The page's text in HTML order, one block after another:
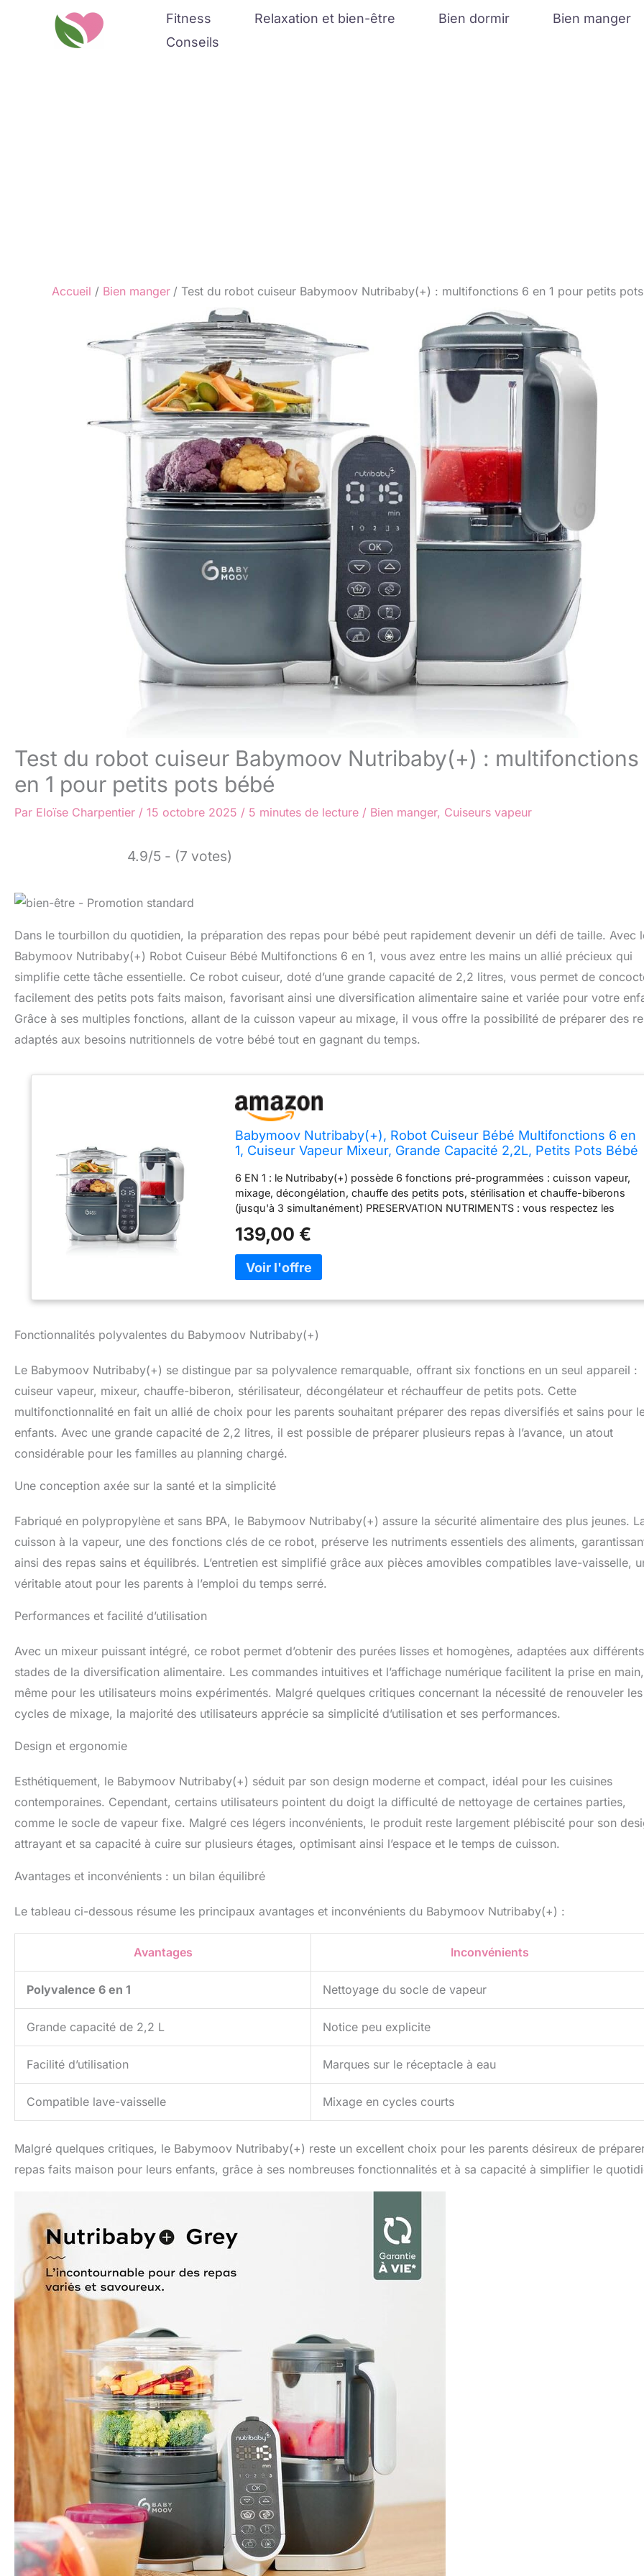
Fitness Relaxation et bien-être Bien dormir
Bien manger
Conseils
Accueil Bien manger Test du robot cuiseur Babymoov Nutribaby(+) : multifonctions 6 en 1 pour petits
Test du robot cuiseur Babymoov Nutribaby(+) :
en 1 pour petits pots bébé
Par Eloïse Charpentier / 15 octobre 2025 / 5 minutes de lecture / Bien manger, Cuiseurs vapeur
4.9/5 - (7 votes)
Dans le tourbillon du quotidien, la préparation des repas pour bébé peut rapidement devenir un défi de taille. Avec
Babymoov Nutribaby(+) Robot Cuiseur Bébé Multifonctions 6 en 1, vous avez entre les mains un allié précieux qui
simplifie cette tâche essentielle. Ce robot cuiseur, doté d’une grande capacité de 2,2 litres, vous permet de
facilement des petits pots faits maison, favorisant ainsi une diversification alimentaire saine et variée pour votre
Grâce à ses multiples fonctions, allant de la cuisson vapeur au mixage, il vous offre la possibilité de préparer des
adaptés aux besoins nutritionnels de votre bébé tout en gagnant du temps.
Babymoov Nutribaby(+), Robot Cuiseur Bébé Multifonctions 6 en
1, Cuiseur Vapeur Mixeur, Grande Capacité 2,2L, Petits Pots Bébé
6 EN 1 : le Nutribaby(+) possède 6 fonctions pré-programmées : cuisson vapeur,
mixage, décongélation, chauffe des petits pots, stérilisation et chauffe-biberons
(jusqu'à 3 simultanément) PRESERVATION NUTRIMENTS : vous respectez les
vitamines et saveurs sont préservées grâce au récupérateur de jus de cuisson
EVOLUTIF: Il régale votre bébé avec des plats adaptés à la diversification. Avec
ses 3 vitesses de mixage et son récupérateur de jus de cuisson, vous ajustez la
texture selon l'âge de votre bébé BATCHCOOKING : vous préparez plusieurs
repas en une seule fois avec sa capacité de 2,2L (1500ml en cuisson, 700ml en
AUTOMATIQUE : il intègre un minuteur (alarme sonore et visuelle, arrêt
automatique) ainsi qu'un panneau de contrôle (1 Bouton = 1 Fonction). Vous
assure une garantie à vie (Enregistrement sous 2 mois) sur ce produit. Il est
également réparable en cas de problème, pour allonger leur durée de vie.
d'informations.
139,00 €
Fonctionnalités polyvalentes du Babymoov Nutribaby(+)
Le Babymoov Nutribaby(+) se distingue par sa polyvalence remarquable, offrant six fonctions en un seul appareil :
cuiseur vapeur, mixeur, chauffe-biberon, stérilisateur, décongélateur et réchauffeur de petits pots. Cette
multifonctionnalité en fait un allié de choix pour les parents souhaitant préparer des repas diversifiés et sains pour
enfants. Avec une grande capacité de 2,2 litres, il est possible de préparer plusieurs repas à l’avance, un atout
considérable pour les familles au planning chargé.
Une conception axée sur la santé et la simplicité
Fabriqué en polypropylène et sans BPA, le Babymoov Nutribaby(+) assure la sécurité alimentaire des plus jeunes.
cuisson à la vapeur, une des fonctions clés de ce robot, préserve les nutriments essentiels des aliments,
ainsi des repas sains et équilibrés. L’entretien est simplifié grâce aux pièces amovibles compatibles lave-vaisselle,
véritable atout pour les parents à l’emploi du temps serré.
Performances et facilité d’utilisation
Avec un mixeur puissant intégré, ce robot permet d’obtenir des purées lisses et homogènes, adaptées aux différents
stades de la diversification alimentaire. Les commandes intuitives et l’affichage numérique facilitent la prise en main,
même pour les utilisateurs moins expérimentés. Malgré quelques critiques concernant la nécessité de renouveler les
cycles de mixage, la majorité des utilisateurs apprécie sa simplicité d’utilisation et ses performances.
Design et ergonomie
Esthétiquement, le Babymoov Nutribaby(+) séduit par son design moderne et compact, idéal pour les cuisines
contemporaines. Cependant, certains utilisateurs pointent du doigt la difficulté de nettoyage de certaines parties,
comme le socle de vapeur fixe. Malgré ces légers inconvénients, le produit reste largement plébiscité pour son
attrayant et sa capacité à cuire sur plusieurs étages, optimisant ainsi l’espace et le temps de cuisson.
Avantages et inconvénients : un bilan équilibré
Le tableau ci-dessous résume les principaux avantages et inconvénients du Babymoov Nutribaby(+) :
Avantages Inconvénients
Polyvalence 6 en 1 Nettoyage du socle de vapeur
Grande capacité de 2,2 L Notice peu explicite
Facilité d’utilisation Marques sur le réceptacle à eau
Compatible lave-vaisselle Mixage en cycles courts
Malgré quelques critiques, le Babymoov Nutribaby(+) reste un excellent choix pour les parents désireux de
repas faits maison pour leurs enfants, grâce à ses nombreuses fonctionnalités et à sa capacité à simplifier le